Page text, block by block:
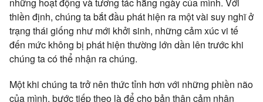
thiền định, chúng ta bắt đầu phát hiện ra một vài suy nghĩ ở
trạng thái giống như mới khởi sinh, những cảm xúc vi tế
đến mức không bị phát hiện thường lớn dần lên trước khi
chúng ta có thể nhận ra chúng.
Một khi chúng ta trở nên thức tỉnh hơn với những phiền não
của mình, bước tiếp theo là để cho bản thân cảm nhận